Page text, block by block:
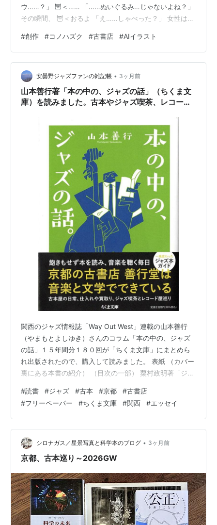
ウ……？」 🦉＜…… 「……ぬいぐるみ…じゃないよね？」
その瞬間、 🦉＜おるよ 「え……しゃべった？」 女性は、
ありますね。」 納得して頷く。 本を一冊手に取り、レジ
へ向かう。 何事もなかったように。 本には、時間がはさ
まっている。 気づく人もいれば、気づかない人もいる。
🦉＜ここに、おるよ。
#創作 #コノハズク #古書店 #AIイラスト
安曇野ジャズファンの雑記帳 • 3ヶ月前
山本善行著「本の中の、ジャズの話」（ちくま文
庫）を読みました。古本やジャズ喫茶、レコード
関西のジャズ情報誌「Way Out West」連載の山本善行
（やまもとよしゆき）さんのコラム「本の中の、ジャズ
の話」１５年間分１８０回が「ちくま文庫」にまとめら
れ出版されたので、購入して読みました。 表紙 （カバー
裏にある本書の紹介） （目次の一部） 粟村政明著「ジャ
入れのある本です。 （感想など） 素晴らしく楽しい本
で、読み返しています。ジャズ関連の本（ジャズの歴
史、ミュージシャンの評伝、ジャズが登場する小説な
ど）の紹介がメインですが、経営する古書店のことや読
んだ本、レコード、ジャズ喫茶などの話も生き生きとし
て面白い。 読書はもちろん、音楽も…
#読書 #ジャズ #古本 #京都 #古書店
#フリーペーパー #ちくま文庫 #関西 #エッセイ
シロナガス／星景写真と科学本のブログ • 3ヶ月前
京都、古本巡り～2026GW